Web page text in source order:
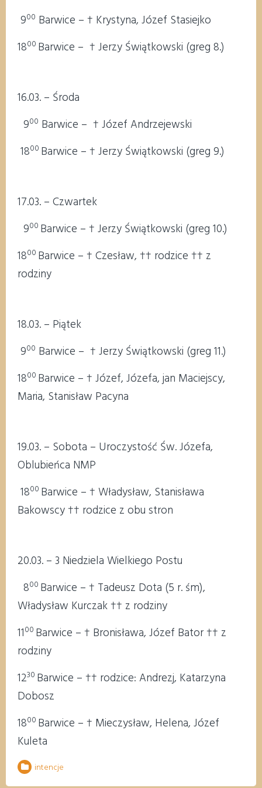
900 Barwice – † Krystyna, Józef Stasiejko
1800 Barwice – † Jerzy Świątkowski (greg 8.)
16.03. – Środa
900 Barwice – † Józef Andrzejewski
1800 Barwice – † Jerzy Świątkowski (greg 9.)
17.03. – Czwartek
900 Barwice – † Jerzy Świątkowski (greg 10.)
1800 Barwice – † Czesław, †† rodzice †† z
rodziny
18.03. – Piątek
900 Barwice – † Jerzy Świątkowski (greg 11.)
1800 Barwice – † Józef, Józefa, jan Maciejscy,
Maria, Stanisław Pacyna
19.03. – Sobota – Uroczystość Św. Józefa,
Oblubieńca NMP
1800 Barwice – † Władysław, Stanisława
Bakowscy †† rodzice z obu stron
20.03. – 3 Niedziela Wielkiego Postu
800 Barwice – † Tadeusz Dota (5 r. śm),
Władysław Kurczak †† z rodziny
1100 Barwice – † Bronisława, Józef Bator †† z
rodziny
1230 Barwice – †† rodzice: Andrezj, Katarzyna
Dobosz
1800 Barwice – † Mieczysław, Helena, Józef
Kuleta
intencje